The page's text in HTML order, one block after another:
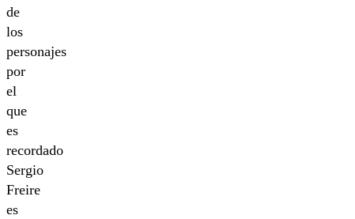
de
los
personajes
por
el
que
es
recordado
Sergio
Freire
es